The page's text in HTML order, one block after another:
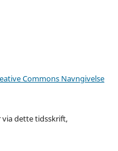
Commons Navngivelse
dette tidsskrift,